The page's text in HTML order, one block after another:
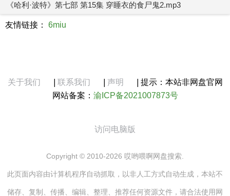
《哈利·波特》第七部 第15集 穿睡衣的食尸鬼2.mp3
友情链接： 6miu
关于我们 联系我们 声明
提示：本站非网盘官网
网站备案： 渝ICP备2021007873号
访问电脑版
Copyright © 2010-2026 哎哟喂啊网盘搜索.
此页面内容由计算机程序自动抓取，以非人工方式自动生成，本站不
储存、复制、传播、编辑、整理、推荐任何资源文件，请合法使用网